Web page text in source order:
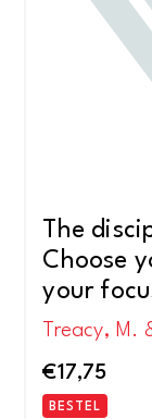
The
Choose
your
Treacy, M.
€17,75
BESTEL